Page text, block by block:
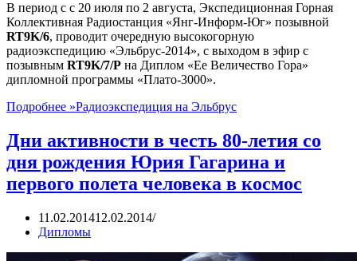
В период с с 20 июля по 2 августа, Экспедиционная Горная
Коллективная Радиостанция «Янг-Информ-Юг» позывной
RT9K/6, проводит очередную высокогорную
радиоэкспедицию «Эльбрус-2014», с выходом в эфир с
позывным RT9K/7/P на Диплом «Ее Величество Гора»
дипломной программы «Плато-3000».
Подробнее »Радиоэкспедиция на Эльбрус
Дни активности в честь 80-летия со
дня рождения Юрия Гагарина и
первого полета человека в космос
11.02.201412.02.2014
Дипломы